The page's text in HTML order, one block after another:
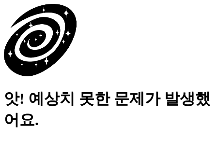
앗! 예상치 못한 문제가 발생했
어요.